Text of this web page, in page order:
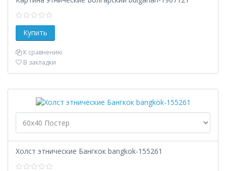
К сравнению
В закладки
Холст этнические Бангкок bangkok-155261